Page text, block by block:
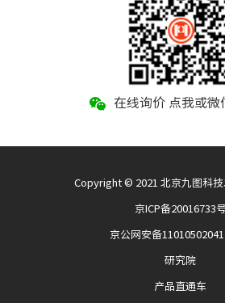
在线询价 点我或微
Copyright © 2021 北京九图科技
京ICP备20016733号
京公网安备
研究院
产品直通车